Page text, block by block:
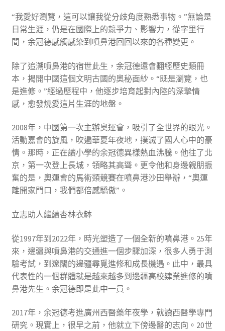
“我愛好瀏覽，這可以讓我從分歧角度熟悉事物。”無論是
日常生涯，仍是在國際上的競爭力、影響力，從字里行
間，余冠德感觸感染到噴鼻港回回以來的各種變更。
除了追溯噴鼻港的宿世此生，余冠德還會翻經歷史類冊
本，揭開中國這個文明古國的奧秘面紗。“既是瀏覽，也
是進修。”經過歷程中，他逐步培育起對內陸的深摯情
感，愈發燒愛這片生涯的地盤。
2008年，中國第一次主辦奧運會，吸引了全世界的眼光。
活動嘉會的旋風，吹遍華夏年夜地，撲滅了國人心中的豪
情。那時，正在讀小學的余冠德異樣熱血沸騰。他往了北
京，第一次登上長城，領略其高聳。更令他和身邊親朋振
奮的是，奧運會的馬術類競賽在噴鼻港沙田舉辦，“奧運
離開家門口，我們都倍感驕傲”。
立志助人繼續杏林衣缽
從1997年到2022年，時光塑造了一個全新的噴鼻港。25年
來，邊疆與噴鼻港的交通進一個步驟加深，很多人勇于測
驗考試，到遼闊的邊疆尋覓進修和成長機遇。此中，最具
代表性的一個群體就是越來越多到邊疆高校肄業進修的噴
鼻港先生。余冠德即是此中一員。
2017年，余冠德考進廣州西醫藥年夜學，就讀西醫學專門
研究。現實上，很早之前，他就立下傍邊醫的志向。20世